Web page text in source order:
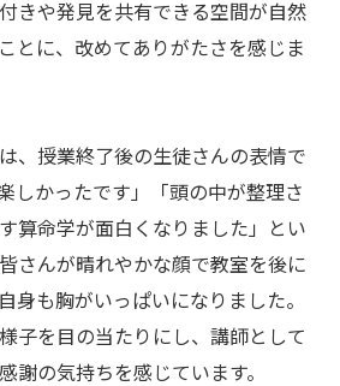
きや発見を共有できる空間が自然
とに、改めてありがたさを感じま
、授業終了後の生徒さんの表情で
しかったです」「頭の中が整理さ
算命学が面白くなりました」とい
さんが晴れやかな顔で教室を後に
身も胸がいっぱいになりました。
子を目の当たりにし、講師として
謝の気持ちを感じています。